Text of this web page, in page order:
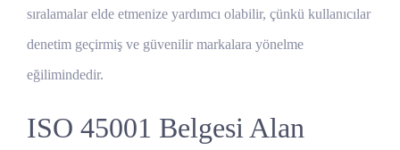
sıralamalar elde etmenize yardımcı olabilir, çünkü kullanıcılar
denetim geçirmiş ve güvenilir markalara yönelme
eğilimindedir.
ISO 45001 Belgesi Alan